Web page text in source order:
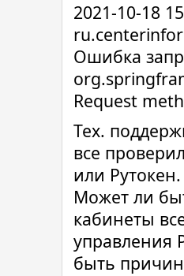
2021-10-18
Ошибка
Request
Тех.
все
или Рутокен.
Может ли
кабинеты
управления
быть